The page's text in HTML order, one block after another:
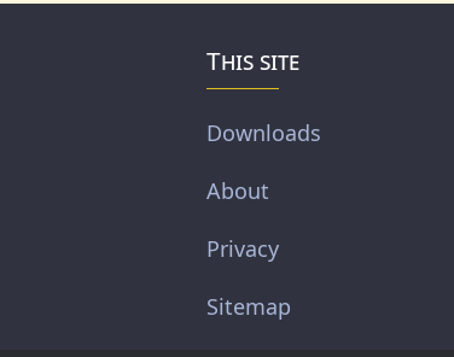
This site
Downloads
About
Privacy
Sitemap